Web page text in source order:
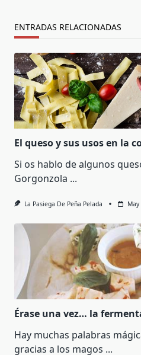
ENTRADAS RELACIONADAS
El queso y sus usos en la
Si os hablo de algunos
Gorgonzola ...
La Pasiega De Peña Pelada
Érase una vez… la
Hay muchas palabras
gracias a los magos ...